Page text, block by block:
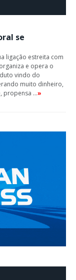
se
ligação estreita com
e opera o
vindo do
muito dinheiro,
propensa …»